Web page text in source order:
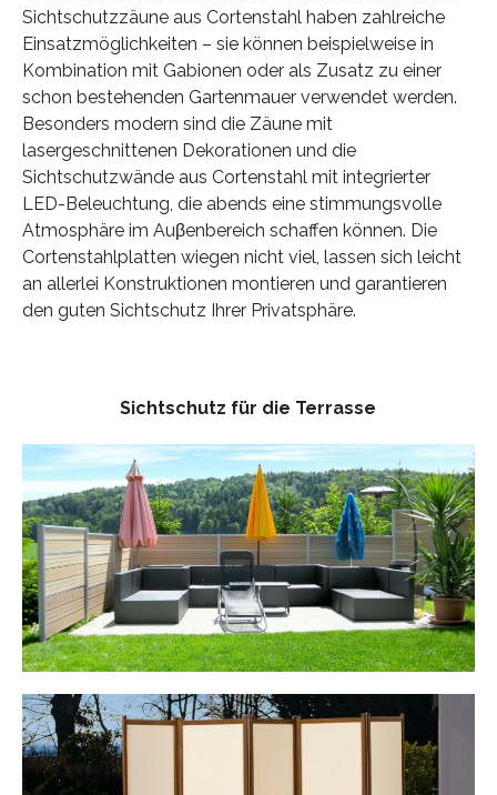
Sichtschutzzäune aus Cortenstahl haben zahlreiche
Einsatzmöglichkeiten – sie können beispielweise in
Kombination mit Gabionen oder als Zusatz zu einer
schon bestehenden Gartenmauer verwendet werden.
Besonders modern sind die Zäune mit
lasergeschnittenen Dekorationen und die
Sichtschutzwände aus Cortenstahl mit integrierter
LED-Beleuchtung, die abends eine stimmungsvolle
Atmosphäre im Auβenbereich schaffen können. Die
Cortenstahlplatten wiegen nicht viel, lassen sich leicht
an allerlei Konstruktionen montieren und garantieren
den guten Sichtschutz Ihrer Privatsphäre.
Sichtschutz für die Terrasse